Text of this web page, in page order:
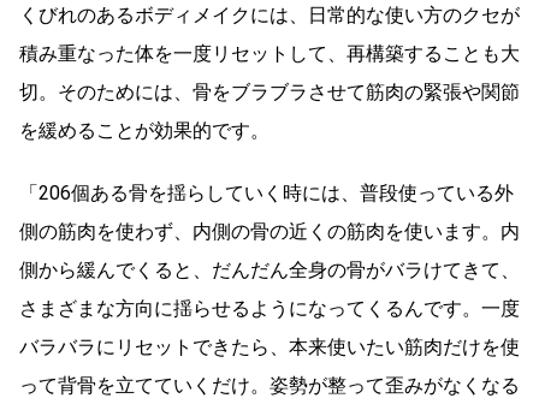
くびれのあるボディメイクには、日常的な使い方のクセが
積み重なった体を一度リセットして、再構築することも大
切。そのためには、骨をブラブラさせて筋肉の緊張や関節
を緩めることが効果的です。
「206個ある骨を揺らしていく時には、普段使っている外
側の筋肉を使わず、内側の骨の近くの筋肉を使います。内
側から緩んでくると、だんだん全身の骨がバラけてきて、
さまざまな方向に揺らせるようになってくるんです。一度
バラバラにリセットできたら、本来使いたい筋肉だけを使
って背骨を立てていくだけ。姿勢が整って歪みがなくなる